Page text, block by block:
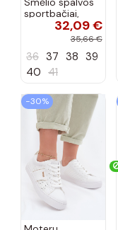
sportbačiai,
dekoruoti Valdez
cirkonio virvele
32,09 €
35,66 €
36 37 38 39
40 41
−30%